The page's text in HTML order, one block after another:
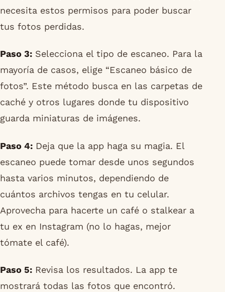
necesita estos permisos para poder buscar
tus fotos perdidas.
Paso 3: Selecciona el tipo de escaneo. Para la
mayoría de casos, elige “Escaneo básico de
fotos”. Este método busca en las carpetas de
caché y otros lugares donde tu dispositivo
guarda miniaturas de imágenes.
Paso 4: Deja que la app haga su magia. El
escaneo puede tomar desde unos segundos
hasta varios minutos, dependiendo de
cuántos archivos tengas en tu celular.
Aprovecha para hacerte un café o stalkear a
tu ex en Instagram (no lo hagas, mejor
tómate el café).
Paso 5: Revisa los resultados. La app te
mostrará todas las fotos que encontró.